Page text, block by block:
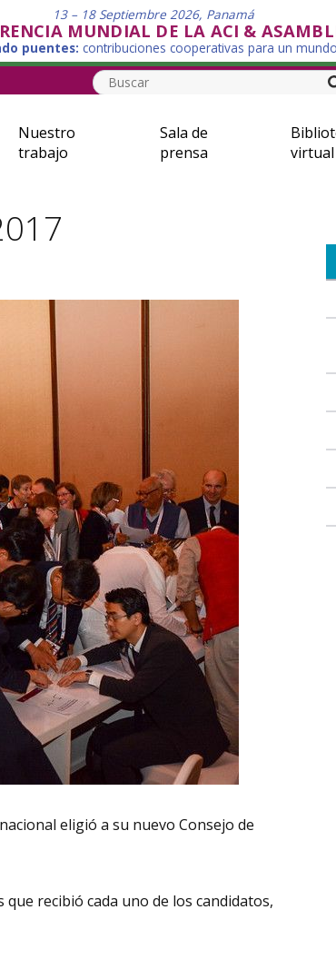
13 – 18 Septiembre 2026, Panamá
MUNDIAL DE LA ACI &
puentes: contribuciones cooperativas para un
Nuestro
trabajo
Sala de
prensa
virtual
eligió a su nuevo Consejo de
recibió cada uno de los candidatos,